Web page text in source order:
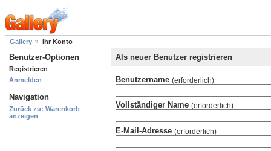
Gallery Ihr Konto
Benutzer-Optionen
Registrieren
Anmelden
Navigation
Zurück zu: Warenkorb
anzeigen
Als neuer Benutzer registrieren
Benutzername (erforderlich)
Vollständiger Name (erforderlich)
E-Mail-Adresse (erforderlich)